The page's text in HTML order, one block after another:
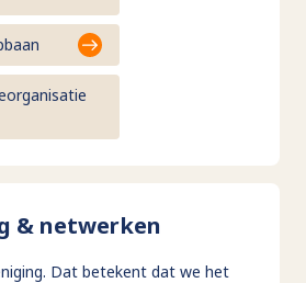
& netwerken
Dat betekent dat we het